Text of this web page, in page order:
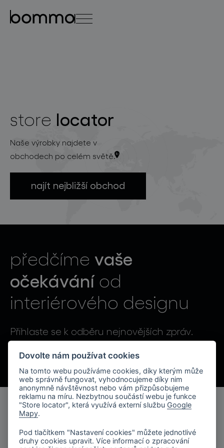
kolekce svítidel
projekty
produkty
projekty
o značce
store locator
Naše výrobky najdete v
obchodech po celém světě.
najít nejbližší obchod
předčíme vaše
očekáváníod
interiérového designu
Přihlaste se k odběru nejnovějších zpráv.
Odesláním souhlasíte se zpracováním osobních údajů.
produkty
kolekce svítidel
Dovolte nám používat cookies
Na tomto webu používáme cookies, díky kterým může
web správně fungovat, vyhodnocujeme díky nim
anonymně návštěvnost nebo vám přizpůsobujeme
reklamu na míru. Nezbytnou součástí webu je funkce
"Store locator", která využívá externí službu Google
Mapy.
Pod tlačítkem "Nastavení cookies" můžete jednotlivé
druhy cookies upravit. Více informací o zpracování